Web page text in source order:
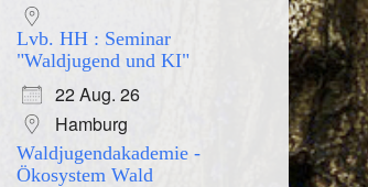
Lvb. HH : Seminar
"Waldjugend und KI"
22 Aug. 26
Hamburg
Waldjugendakademie -
Ökosystem Wald